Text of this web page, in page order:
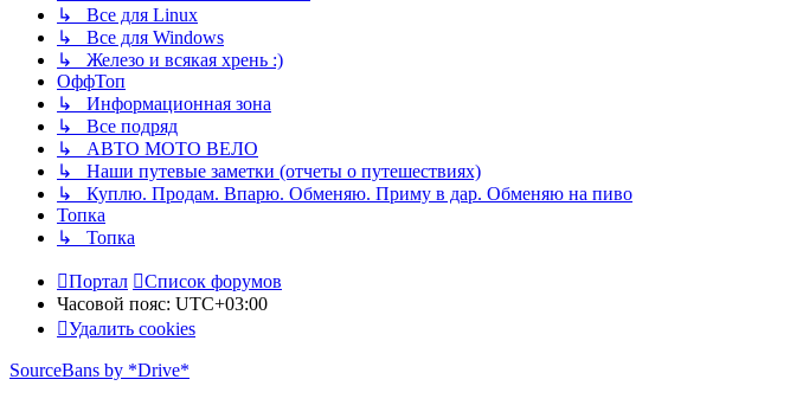
↳ Все для Linux
↳ Все для Windows
↳ Железо и всякая хрень :)
ОффТоп
↳ Информационная зона
↳ Все подряд
↳ АВТО МОТО ВЕЛО
↳ Наши путевые заметки (отчеты о путешествиях)
↳ Куплю. Продам. Впарю. Обменяю. Приму в дар. Обменяю на пиво
Топка
↳ Топка
Портал
Список форумов
Часовой пояс: UTC+03:00
Удалить cookies
SourceBans by *Drive*